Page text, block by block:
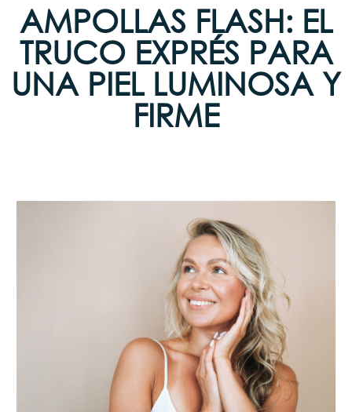
AMPOLLAS FLASH: EL
TRUCO EXPRÉS PARA
UNA PIEL LUMINOSA Y
FIRME